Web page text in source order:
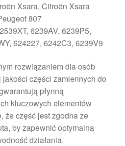
Xsara, Citroën Xsara
807
6239AV, 6239P5,
624227, 6242C3, 6239V9
rozwiązaniem dla osób
części zamiennych do
płynną
kluczowych elementów
że część jest zgodna ze
by zapewnić optymalną
działania.